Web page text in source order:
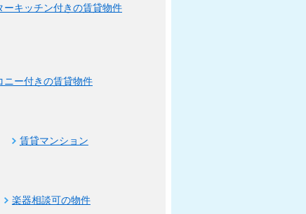
ーキッチン付きの賃貸物件
ニー付きの賃貸物件
賃貸マンション
楽器相談可の物件